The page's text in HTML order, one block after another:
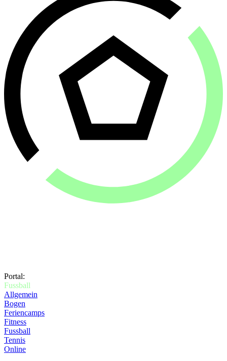
Portal:
Fussball
Allgemein
Bogen
Feriencamps
Fitness
Fussball
Tennis
Online